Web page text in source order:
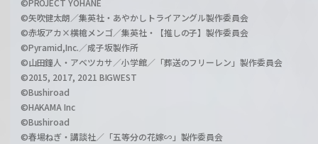
©矢吹健太朗／集英社・あやかしトライアングル製作委員会
©赤坂アカ×横槍メンゴ／集英社・【推しの子】製作委員会
©Pyramid,Inc.／成子坂製作所
©山田鐘人・アベツカサ／小学館／「葬送のフリーレン」製作委員会
©2015, 2017, 2021 BIGWEST
©Bushiroad
©HAKAMA Inc
©Bushiroad
©春場ねぎ・講談社／「五等分の花嫁∽」製作委員会